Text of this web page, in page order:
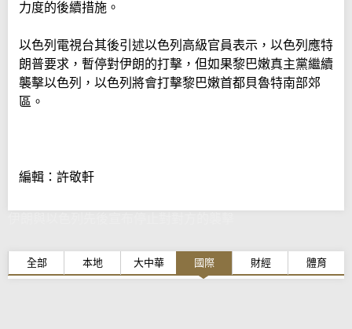
力度的後續措施。
以色列電視台其後引述以色列高級官員表示，以色列應特
朗普要求，暫停對伊朗的打擊，但如果黎巴嫩真主黨繼續
襲擊以色列，以色列將會打擊黎巴嫩首都貝魯特南部郊
區。
編輯：許敬軒
全部 本地 大中華 國際 財經 體育